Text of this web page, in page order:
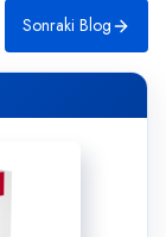
Sonraki Blog